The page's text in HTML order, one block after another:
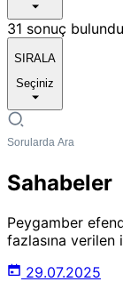
31 sonuç bulundu
SIRALA
Seçiniz
Sahabeler
Peygamber
fazlasına
29.07.2025